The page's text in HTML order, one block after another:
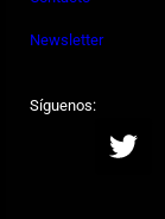
Newsletter
Síguenos: